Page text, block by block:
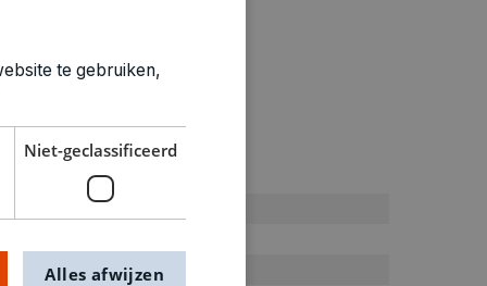
te gebruiken,
Niet-geclassificeerd
Alles afwijzen